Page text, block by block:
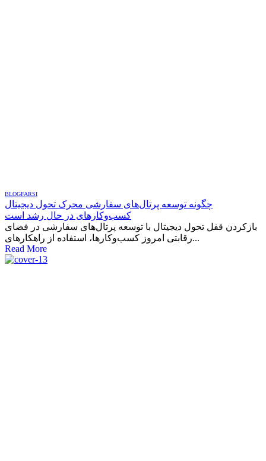
BLOGFARSI
چگونه توسعه پرتال‌های سفارشی محرک تحول دیجیتال
کسب‌وکارهای در حال رشد است
بازکردن قفل تحول دیجیتال با توسعه پرتال‌های سفارشی در فضای
رقابتی امروز کسب‌وکارها، استفاده از راهکارهای...
Read More